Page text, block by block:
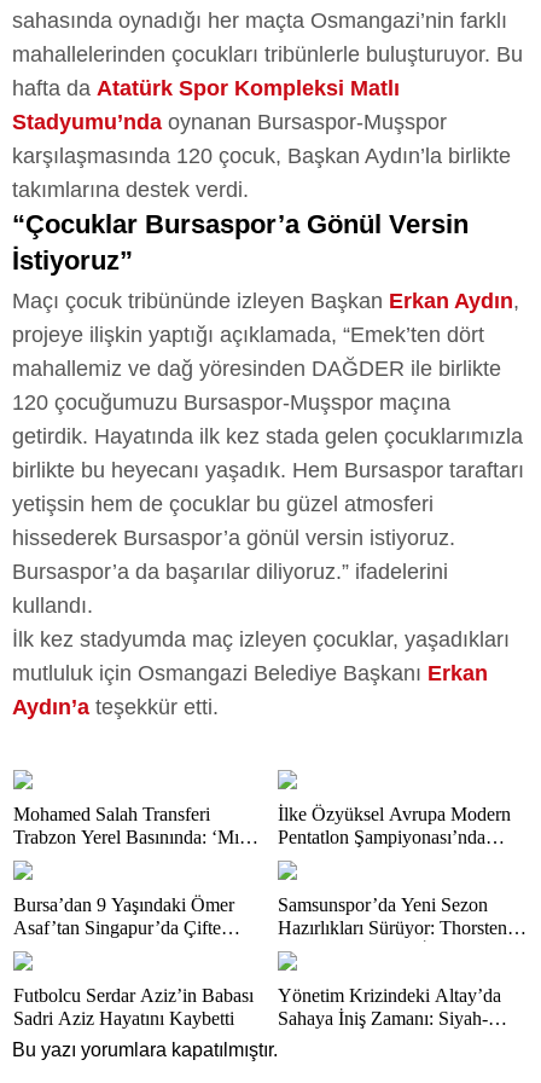
sahasında oynadığı her maçta Osmangazi’nin farklı
mahallelerinden çocukları tribünlerle buluşturuyor. Bu
hafta da Atatürk Spor Kompleksi Matlı
Stadyumu’nda oynanan Bursaspor-Muşspor
karşılaşmasında 120 çocuk, Başkan Aydın’la birlikte
takımlarına destek verdi.
“Çocuklar Bursaspor’a Gönül Versin
İstiyoruz”
Maçı çocuk tribününde izleyen Başkan Erkan Aydın,
projeye ilişkin yaptığı açıklamada, “Emek’ten dört
mahallemiz ve dağ yöresinden DAĞDER ile birlikte
120 çocuğumuzu Bursaspor-Muşspor maçına
getirdik. Hayatında ilk kez stada gelen çocuklarımızla
birlikte bu heyecanı yaşadık. Hem Bursaspor taraftarı
yetişsin hem de çocuklar bu güzel atmosferi
hissederek Bursaspor’a gönül versin istiyoruz.
Bursaspor’a da başarılar diliyoruz.” ifadelerini
kullandı.
İlk kez stadyumda maç izleyen çocuklar, yaşadıkları
mutluluk için Osmangazi Belediye Başkanı Erkan
Aydın’a teşekkür etti.
Mohamed Salah Transferi
Trabzon Yerel Basınında: ‘Mısır
Kralı Trabzon’da’
İlke Özyüksel Avrupa Modern
Pentatlon Şampiyonası’nda
Finale Yükseldi
Bursa’dan 9 Yaşındaki Ömer
Asaf’tan Singapur’da Çifte
Bronz Madalya
Samsunspor’da Yeni Sezon
Hazırlıkları Sürüyor: Thorsten
Fink Yönetiminde İdman
Futbolcu Serdar Aziz’in Babası
Sadri Aziz Hayatını Kaybetti
Yönetim Krizindeki Altay’da
Sahaya İniş Zamanı: Siyah-
Bu yazı yorumlara kapatılmıştır.